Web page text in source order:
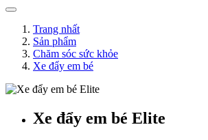
Trang nhất
Sản phẩm
Chăm sóc sức khỏe
Xe đẩy em bé
Xe đẩy em bé Elite